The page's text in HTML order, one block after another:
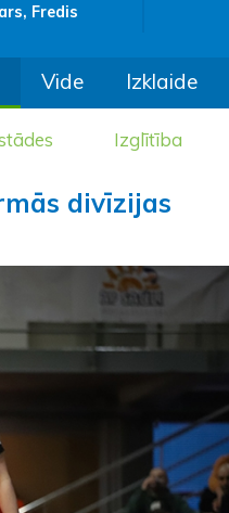
Fredis
Vide Izklaide
Izglītība
divīzijas